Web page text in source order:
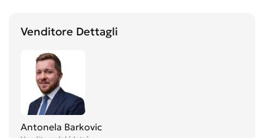
Venditore Dettagli
Antonela Barkovic